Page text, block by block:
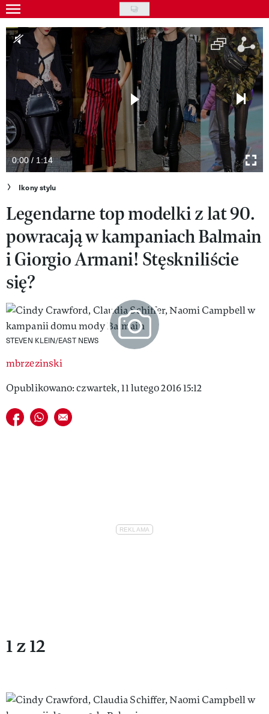
Skip
to
main
content
Gwiazdy
Ludzie
Moda
Uroda
Styl życia
Kultura
Wideo
Nasze akcje
VIVA!ART
VIVA!MODA
VIVA!LIFESTYLE
VIVA!MAN
VIVA!PEOPLE POWER
VIVA!ITAKA
MAGAZYN VIVA!
0:00 / 1:14
Ikony stylu
Legendarne top modelki z lat 90.
powracają w kampaniach Balmain
i Giorgio Armani! Stęskniliście
się?
STEVEN KLEIN/EAST NEWS
mbrzezinski
Opublikowano: czwartek, 11 lutego 2016 15:12
Udostępnij na facebook
Udostępnij na whatsapp
E-mail do przyjaciela
1 z 12